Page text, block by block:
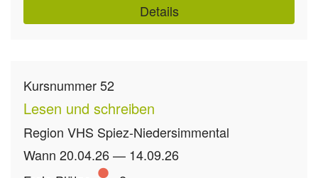
Details
Kursnummer52
Lesen und schreiben
Region VHS Spiez-Niedersimmental
Wann 20.04.26 — 14.09.26